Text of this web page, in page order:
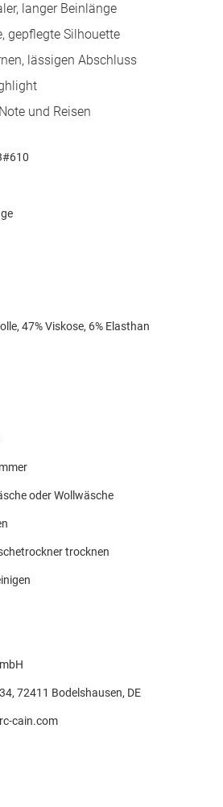
langer Beinlänge
gepflegte Silhouette
lässigen Abschluss
und Reisen
47% Viskose, 6% Elasthan
oder Wollwäsche
trocknen
72411 Bodelshausen, DE
cain.com